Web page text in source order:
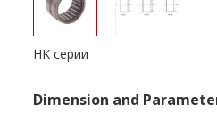
HK серии
Dimension and